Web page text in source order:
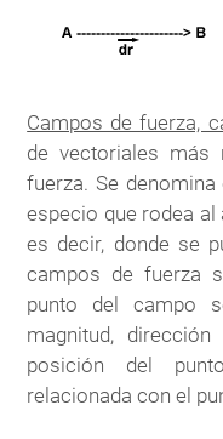
Campos de fuerza,
de vectoriales más
fuerza. Se
especio que rodea
es decir, donde se
campos de fuerza
punto del campo
magnitud,
posición del
relacionada con el